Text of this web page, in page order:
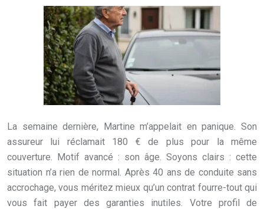
La semaine dernière, Martine m’appelait en panique. Son
assureur lui réclamait 180 € de plus pour la même
couverture. Motif avancé : son âge. Soyons clairs : cette
situation n’a rien de normal. Après 40 ans de conduite sans
accrochage, vous méritez mieux qu’un contrat fourre-tout qui
vous fait payer des garanties inutiles. Votre profil de